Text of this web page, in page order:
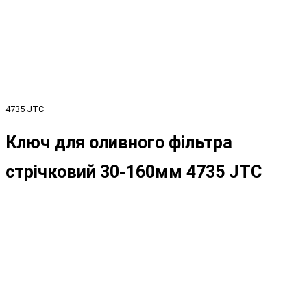
4735 JTC
Ключ для оливного фільтра
стрічковий 30-160мм 4735 JTC